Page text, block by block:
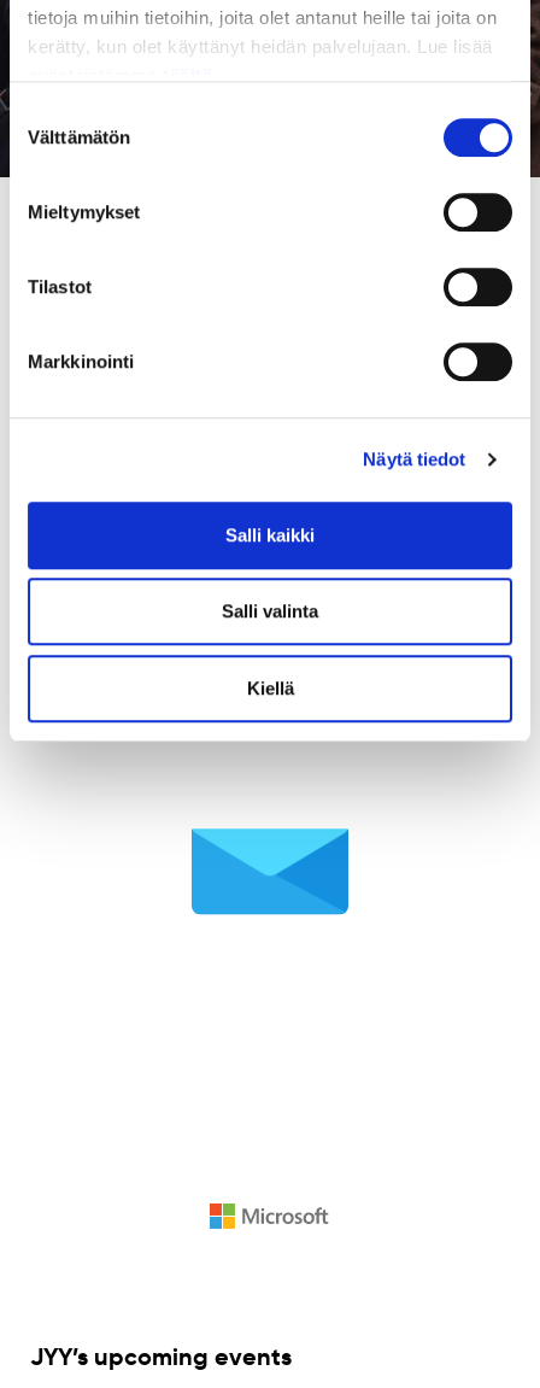
tietoja muihin tietoihin, joita olet antanut heille tai joita on
kerätty, kun olet käyttänyt heidän palvelujaan. Lue lisää
Suostumuksen
valinta
Välttämätön
Mieltymykset
Tilastot
Markkinointi
Näytä tiedot
Salli kaikki
Salli valinta
Kiellä
JYY’s upcoming events